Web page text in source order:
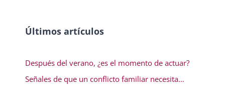
Últimos artículos
Después del verano, ¿es el momento de actuar?
Señales de que un conflicto familiar necesita